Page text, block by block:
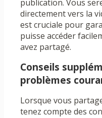
publication. Vous
directement vers la
est cruciale pour
puisse accéder
avez partagé.
Conseils
problèmes
Lorsque vous
tenez compte des